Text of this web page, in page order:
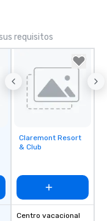
requisitos
Removed from
favorites
Claremont Resort
& Club
Centro vacacional